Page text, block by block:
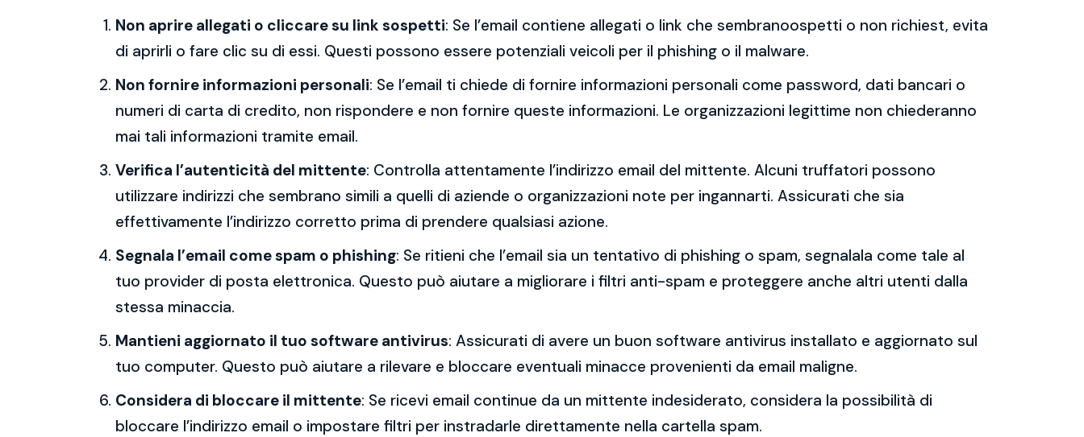
Non aprire allegati o cliccare su link sospetti: Se l’email contiene allegati o link che sembranoospetti o non richiest, evita
di aprirli o fare clic su di essi. Questi possono essere potenziali veicoli per il phishing o il malware.
Non fornire informazioni personali: Se l’email ti chiede di fornire informazioni personali come password, dati bancari o
numeri di carta di credito, non rispondere e non fornire queste informazioni. Le organizzazioni legittime non chiederanno
mai tali informazioni tramite email.
Verifica l’autenticità del mittente: Controlla attentamente l’indirizzo email del mittente. Alcuni truffatori possono
utilizzare indirizzi che sembrano simili a quelli di aziende o organizzazioni note per ingannarti. Assicurati che sia
effettivamente l’indirizzo corretto prima di prendere qualsiasi azione.
Segnala l’email come spam o phishing: Se ritieni che l’email sia un tentativo di phishing o spam, segnalala come tale al
tuo provider di posta elettronica. Questo può aiutare a migliorare i filtri anti-spam e proteggere anche altri utenti dalla
stessa minaccia.
Mantieni aggiornato il tuo software antivirus: Assicurati di avere un buon software antivirus installato e aggiornato sul
tuo computer. Questo può aiutare a rilevare e bloccare eventuali minacce provenienti da email maligne.
Considera di bloccare il mittente: Se ricevi email continue da un mittente indesiderato, considera la possibilità di
bloccare l’indirizzo email o impostare filtri per instradarle direttamente nella cartella spam.